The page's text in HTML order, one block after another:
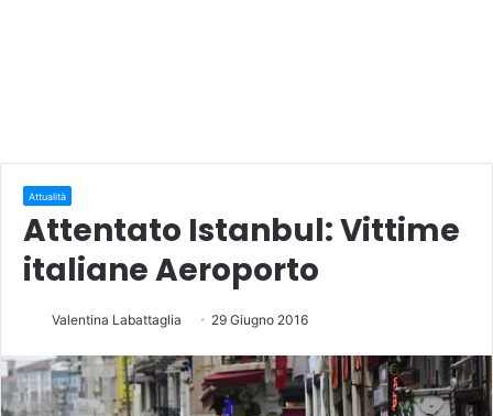
Attualità
Attentato Istanbul: Vittime
italiane Aeroporto
Valentina Labattaglia 29 Giugno 2016